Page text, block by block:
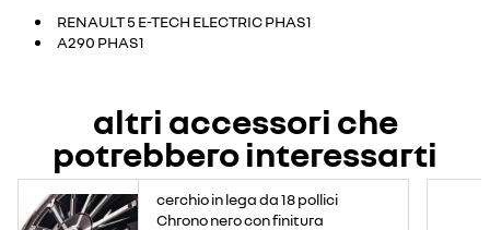
RENAULT 5 E-TECH ELECTRIC PHAS1
A290 PHAS1
altri accessori che
potrebbero interessarti
cerchio in lega da 18 pollici
Chrono nero con finitura